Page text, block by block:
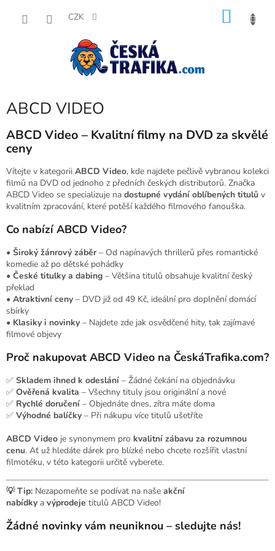
CZK
ABCD VIDEO
ABCD Video – Kvalitní filmy na DVD za skvělé
ceny
Vítejte v kategorii ABCD Video, kde najdete pečlivě vybranou kolekci
filmů na DVD od jednoho z předních českých distributorů. Značka
ABCD Video se specializuje na dostupné vydání oblíbených titulů v
kvalitním zpracování, které potěší každého filmového fanouška.
Co nabízí ABCD Video?
• Široký žánrový záběr – Od napínavých thrillerů přes romantické
komedie až po dětské pohádky
• České titulky a dabing – Většina titulů obsahuje kvalitní český
překlad
• Atraktivní ceny – DVD již od 49 Kč, ideální pro doplnění domácí
sbírky
• Klasiky i novinky – Najdete zde jak osvědčené hity, tak zajímavé
filmové objevy
Proč nakupovat ABCD Video na ČeskáTrafika.com?
✅ Skladem ihned k odeslání – Žádné čekání na objednávku
✅ Ověřená kvalita – Všechny tituly jsou originální a nové
✅ Rychlé doručení – Objednáte dnes, zítra máte doma
✅ Výhodné balíčky – Při nákupu více titulů ušetříte
ABCD Video je synonymem pro kvalitní zábavu za rozumnou
cenu. Ať už hledáte dárek pro blízké nebo chcete rozšířit vlastní
filmotéku, v této kategorii určitě vyberete.
💡 Tip: Nezapomeňte se podívat na naše akční
nabídky a výprodeje titulů ABCD Video!
Žádné novinky vám neuniknou – sledujte nás!